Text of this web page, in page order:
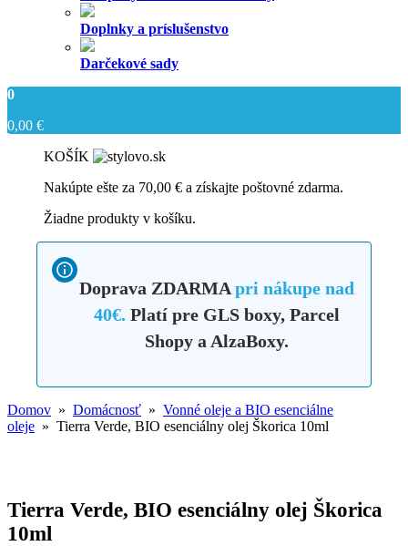
Doplnky a príslušenstvo
Darčekové sady
0
0,00 €
KOŠÍK
Nakúpte ešte za 70,00 € a získajte poštovné zdarma.
Žiadne produkty v košíku.
Doprava ZDARMA pri nákupe nad
40€. Platí pre GLS boxy, Parcel
Shopy a AlzaBoxy.
Domov » Domácnosť » Vonné oleje a BIO esenciálne
oleje » Tierra Verde, BIO esenciálny olej Škorica 10ml
Tierra Verde, BIO esenciálny olej Škorica
10ml